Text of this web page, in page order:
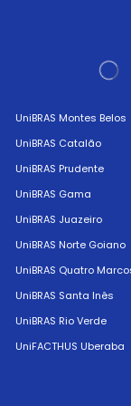
UniBRAS Montes Belos
UniBRAS Catalão
UniBRAS Prudente
UniBRAS Gama
UniBRAS Juazeiro
UniBRAS Norte Goiano
UniBRAS Quatro
UniBRAS Santa Inês
UniBRAS Rio Verde
UniFACTHUS Uberaba